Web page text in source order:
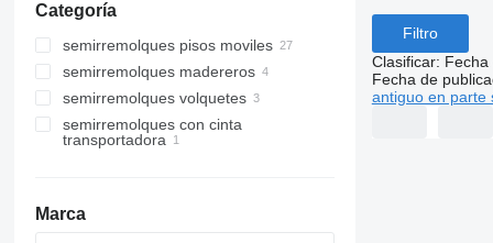
Categoría
semirremolques pisos moviles
semirremolques madereros
semirremolques volquetes
semirremolques con cinta
transportadora
Marca
Filtro
Clasificar: Fecha
Fecha de
antiguo en parte